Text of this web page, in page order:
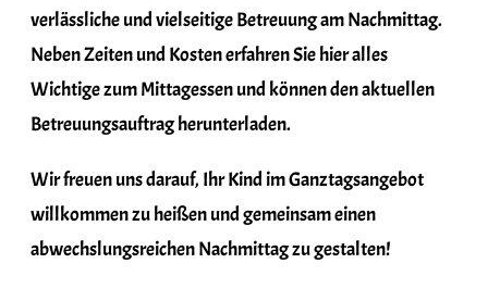
verlässliche und vielseitige Betreuung am Nachmittag.
Neben Zeiten und Kosten erfahren Sie hier alles
Wichtige zum Mittagessen und können den aktuellen
Betreuungsauftrag herunterladen.
Wir freuen uns darauf, Ihr Kind im Ganztagsangebot
willkommen zu heißen und gemeinsam einen
abwechslungsreichen Nachmittag zu gestalten!